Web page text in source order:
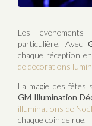
Les événements
particulière. Avec
chaque réception
de décorations
La magie des fêtes
GM Illumination
illuminations de
chaque coin de rue.